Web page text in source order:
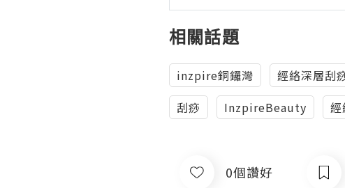
相關話題
inzpire銅鑼灣 經絡深層刮
刮痧
InzpireBeauty 經
0個讚好